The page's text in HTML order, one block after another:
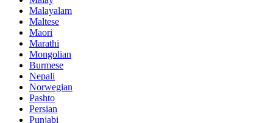
Malayalam
Maltese
Maori
Marathi
Mongolian
Burmese
Nepali
Norwegian
Pashto
Persian
Punjabi